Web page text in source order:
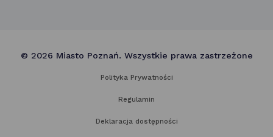
© 2026 Miasto Poznań. Wszystkie prawa zastrzeżone
Polityka Prywatności
Regulamin
Deklaracja dostępności